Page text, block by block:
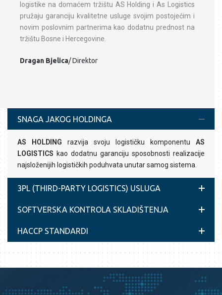
logistike na domaćem tržištu AS Holding i As Logistics
pružaju garanciju kvalitetne usluge svojim postojećim i
novim poslovnim partnerima kao dodatnu prednost na
tržištu Bosne i Hercegovine.
Dragan Bjelica/ Direktor
SNAGA JAKOG HOLDINGA
AS HOLDING razvija svoju logističku komponentu AS
LOGISTICS kao dodatnu garanciju sposobnosti realizacije
najsloženijih logističkih poduhvata unutar samog sistema.
3PL (THIRD-PARTY LOGISTICS) USLUGA
SOFTVERSKA KONTROLA SKLADIŠTENJA
HACCP STANDARDI